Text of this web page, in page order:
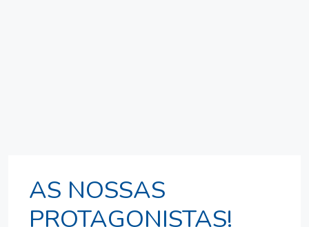
AS NOSSAS
PROTAGONISTAS!